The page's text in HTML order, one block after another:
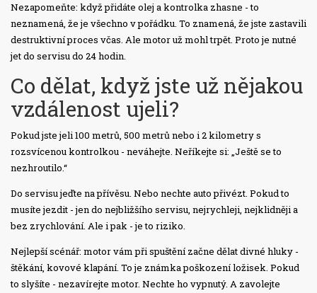
Nezapomeňte: když přidáte olej a kontrolka zhasne - to
neznamená, že je všechno v pořádku. To znamená, že jste zastavili
destruktivní proces včas. Ale motor už mohl trpět. Proto je nutné
jet do servisu do 24 hodin.
Co dělat, když jste už nějakou
vzdálenost ujeli?
Pokud jste jeli 100 metrů, 500 metrů nebo i 2 kilometry s
rozsvícenou kontrolkou - neváhejte. Neříkejte si: „Ještě se to
nezhroutilo.“
Do servisu jeďte na přívěsu. Nebo nechte auto přivézt. Pokud to
musíte jezdit - jen do nejbližšího servisu, nejrychleji, nejklidněji a
bez zrychlování. Ale i pak - je to riziko.
Nejlepší scénář: motor vám při spuštění začne dělat divné hluky -
štěkání, kovové klapání. To je známka poškození ložisek. Pokud
to slyšíte - nezavírejte motor. Nechte ho vypnutý. A zavolejte